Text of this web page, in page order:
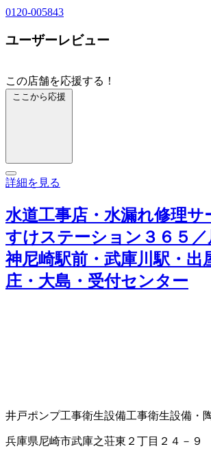
0120-005843
ユーザーレビュー
この店舗を応援する！
ここから応援
詳細を見る
水道工事店・水漏れ修理サ
すけステーション３６５／
神尼崎駅前・武庫川駅・出
庄・大島・受付センター
井戸ポンプ工事衛生設備工事衛生設備・
兵庫県尼崎市武庫之荘東２丁目２４－９